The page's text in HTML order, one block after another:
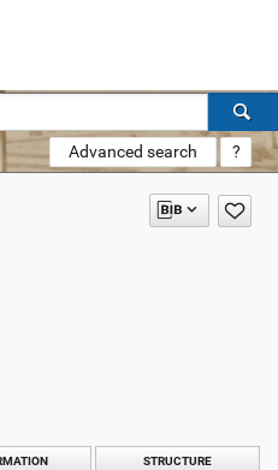
Advanced search ?
STRUCTURE